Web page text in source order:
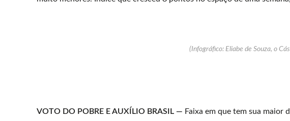
(Infográfico: Eliabe de Souza, o
VOTO DO POBRE E AUXÍLIO BRASIL — Faixa em que tem sua maior